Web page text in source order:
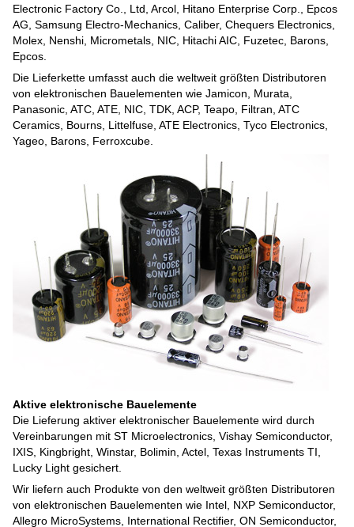
Electronic Factory Co., Ltd, Arcol, Hitano Enterprise Corp., Epcos
AG, Samsung Electro-Mechanics, Caliber, Chequers Electronics,
Molex, Nenshi, Micrometals, NIC, Hitachi AIC, Fuzetec, Barons,
Epcos.
Die Lieferkette umfasst auch die weltweit größten Distributoren
von elektronischen Bauelementen wie Jamicon, Murata,
Panasonic, ATC, ATE, NIC, TDK, ACP, Teapo, Filtran, ATC
Ceramics, Bourns, Littelfuse, ATE Electronics, Tyco Electronics,
Yageo, Barons, Ferroxcube.
Aktive elektronische Bauelemente
Die Lieferung aktiver elektronischer Bauelemente wird durch
Vereinbarungen mit ST Microelectronics, Vishay Semiconductor,
IXIS, Kingbright, Winstar, Bolimin, Actel, Texas Instruments TI,
Lucky Light gesichert.
Wir liefern auch Produkte von den weltweit größten Distributoren
von elektronischen Bauelementen wie Intel, NXP Semiconductor,
Allegro MicroSystems, International Rectifier, ON Semiconductor,